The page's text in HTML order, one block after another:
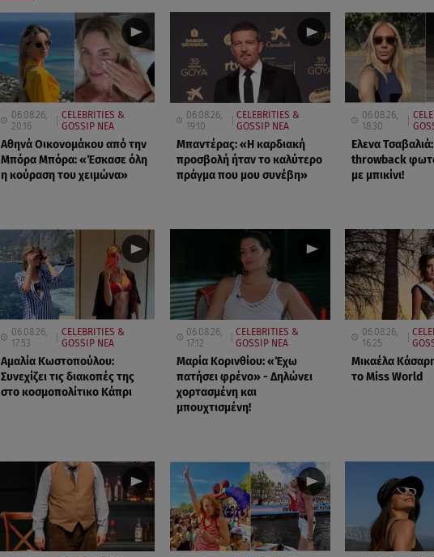
06.08.26,
20:16
CELEBRITIES &
GOSSIP ΝΕΑ
Αθηνά Οικονομάκου από την
Μπόρα Μπόρα: «Έσκασε όλη
η κούραση του χειμώνα»
06.08.26,
19:10
CELEBRITIES &
GOSSIP ΝΕΑ
Μπαντέρας: «Η καρδιακή
προσβολή ήταν το καλύτερο
πράγμα που μου συνέβη»
06.08.26,
18:30
Ελενα
throwback
με μπικίνι!
06.08.26,
17:53
CELEBRITIES &
GOSSIP ΝΕΑ
Αμαλία Κωστοπούλου:
Συνεχίζει τις διακοπές της
στο κοσμοπολίτικο Κάπρι
06.08.26,
17:12
CELEBRITIES &
GOSSIP ΝΕΑ
Μαρία Κορινθίου: «Έχω
πατήσει φρένο» - Δηλώνει
χορτασμένη και
μπουχτισμένη!
06.08.26,
16:25
Μικαέλα
το Miss World